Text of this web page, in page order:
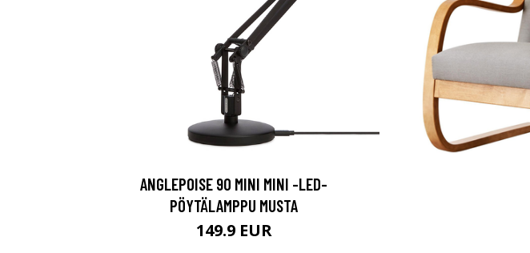
ANGLEPOISE 90 MINI MINI -LED-
PÖYTÄLAMPPU MUSTA
149.9 EUR